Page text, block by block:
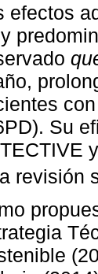
efectos
Su
revisión